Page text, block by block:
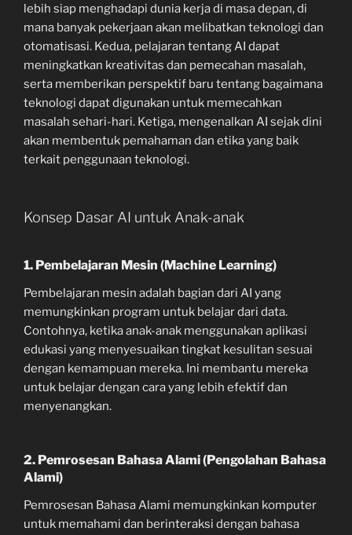
lebih siap menghadapi dunia kerja di masa depan, di
mana banyak pekerjaan akan melibatkan teknologi dan
otomatisasi. Kedua, pelajaran tentang AI dapat
meningkatkan kreativitas dan pemecahan masalah,
serta memberikan perspektif baru tentang bagaimana
teknologi dapat digunakan untuk memecahkan
masalah sehari-hari. Ketiga, mengenalkan AI sejak dini
akan membentuk pemahaman dan etika yang baik
terkait penggunaan teknologi.
Konsep Dasar AI untuk Anak-anak
1. Pembelajaran Mesin (Machine Learning)
Pembelajaran mesin adalah bagian dari AI yang
memungkinkan program untuk belajar dari data.
Contohnya, ketika anak-anak menggunakan aplikasi
edukasi yang menyesuaikan tingkat kesulitan sesuai
dengan kemampuan mereka. Ini membantu mereka
untuk belajar dengan cara yang lebih efektif dan
menyenangkan.
2. Pemrosesan Bahasa Alami (Pengolahan Bahasa
Alami)
Pemrosesan Bahasa Alami memungkinkan komputer
untuk memahami dan berinteraksi dengan bahasa